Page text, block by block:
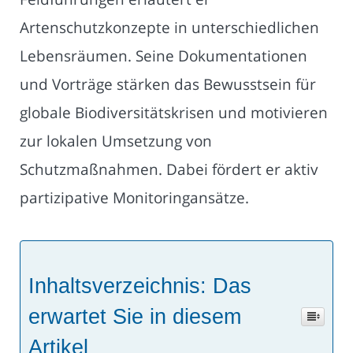
Artenschutzkonzepte in unterschiedlichen
Lebensräumen. Seine Dokumentationen
und Vorträge stärken das Bewusstsein für
globale Biodiversitätskrisen und motivieren
zur lokalen Umsetzung von
Schutzmaßnahmen. Dabei fördert er aktiv
partizipative Monitoringansätze.
Inhaltsverzeichnis: Das
erwartet Sie in diesem
Artikel